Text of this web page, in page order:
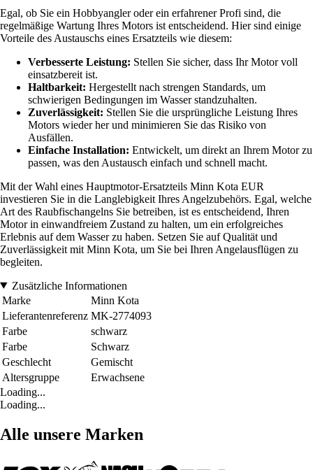
Egal, ob Sie ein Hobbyangler oder ein erfahrener Profi sind, die
regelmäßige Wartung Ihres Motors ist entscheidend. Hier sind einige
Vorteile des Austauschs eines Ersatzteils wie diesem:
Verbesserte Leistung: Stellen Sie sicher, dass Ihr Motor voll
einsatzbereit ist.
Haltbarkeit: Hergestellt nach strengen Standards, um
schwierigen Bedingungen im Wasser standzuhalten.
Zuverlässigkeit: Stellen Sie die ursprüngliche Leistung Ihres
Motors wieder her und minimieren Sie das Risiko von
Ausfällen.
Einfache Installation: Entwickelt, um direkt an Ihrem Motor zu
passen, was den Austausch einfach und schnell macht.
Mit der Wahl eines Hauptmotor-Ersatzteils Minn Kota EUR
investieren Sie in die Langlebigkeit Ihres Angelzubehörs. Egal, welche
Art des Raubfischangelns Sie betreiben, ist es entscheidend, Ihren
Motor in einwandfreiem Zustand zu halten, um ein erfolgreiches
Erlebnis auf dem Wasser zu haben. Setzen Sie auf Qualität und
Zuverlässigkeit mit Minn Kota, um Sie bei Ihren Angelausflügen zu
begleiten.
Zusätzliche Informationen
Marke
Minn Kota
Lieferantenreferenz MK-2774093
Farbe
schwarz
Farbe
Schwarz
Geschlecht
Gemischt
Altersgruppe
Erwachsene
Loading...
Loading...
Alle unsere Marken